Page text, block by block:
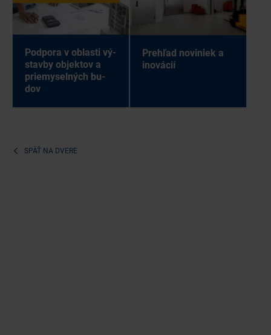
Pod­po­ra v ob­las­ti vý­
stav­by ob­jek­tov a
prie­my­sel­ných bu­
dov
Pre­hľad no­vi­niek a
ino­vá­cií
SPÄŤ NA DVERE